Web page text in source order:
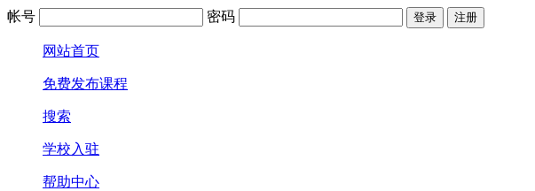
帐号 密码
网站首页
免费发布课程
搜索
学校入驻
帮助中心